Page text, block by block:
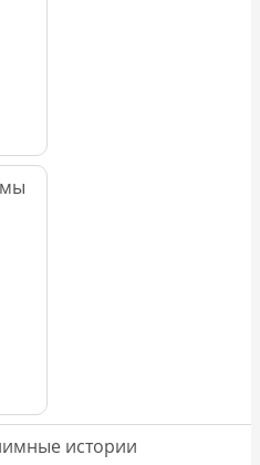
истории